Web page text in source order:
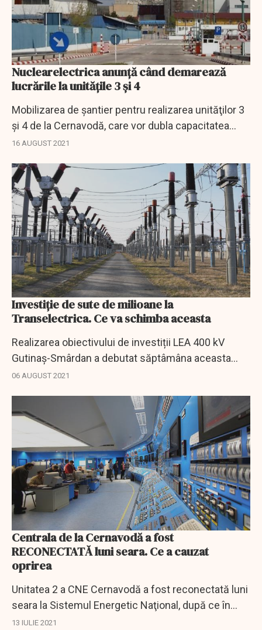
Nuclearelectrica anunță când demarează
lucrările la unitățile 3 și 4
Mobilizarea de şantier pentru realizarea unităţilor 3
şi 4 de la Cernavodă, care vor dubla capacitatea
nucleară a României, va avea loc în 2024. Startul
16 AUGUST 2021
Investiție de sute de milioane la
Transelectrica. Ce va schimba aceasta
Realizarea obiectivului de investiții LEA 400 kV
Gutinaș-Smârdan a debutat săptâmâna aceasta
prin ședința de începere a activităților de execuție.
06 AUGUST 2021
Centrala de la Cernavodă a fost
RECONECTATĂ luni seara. Ce a cauzat
oprirea
Unitatea 2 a CNE Cernavodă a fost reconectată luni
seara la Sistemul Energetic Naţional, după ce în
după-amiaza zilei de sâmbătă, 10 iulie, s-a
13 IULIE 2021